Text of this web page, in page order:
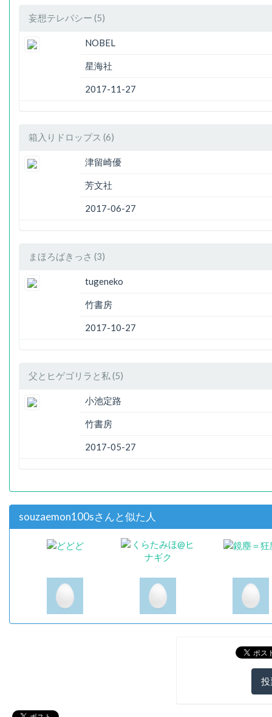
妄想テレパシー (5)
NOBEL
星海社
2017-11-27
箱入りドロップス (6)
津留崎優
芳文社
2017-06-27
まほろばきっさ (3)
tugeneko
竹書房
2017-10-27
父とヒゲゴリラと私 (5)
小池定路
竹書房
2017-05-27
souzaemon100sさんと似た人
投